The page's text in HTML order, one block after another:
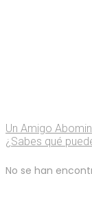
Un Amigo
¿Sabes qué
No se han